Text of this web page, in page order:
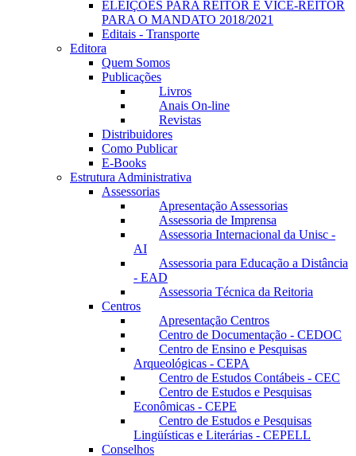
ELEIÇÕES PARA REITOR E VICE-REITOR
PARA O MANDATO 2018/2021
Editais - Transporte
Editora
Quem Somos
Publicações
Livros
Anais On-line
Revistas
Distribuidores
Como Publicar
E-Books
Estrutura Administrativa
Assessorias
Apresentação Assessorias
Assessoria de Imprensa
Assessoria Internacional da Unisc -
AI
Assessoria para Educação a Distância
- EAD
Assessoria Técnica da Reitoria
Centros
Apresentação Centros
Centro de Documentação - CEDOC
Centro de Ensino e Pesquisas
Arqueológicas - CEPA
Centro de Estudos Contábeis - CEC
Centro de Estudos e Pesquisas
Econômicas - CEPE
Centro de Estudos e Pesquisas
Lingüísticas e Literárias - CEPELL
Conselhos